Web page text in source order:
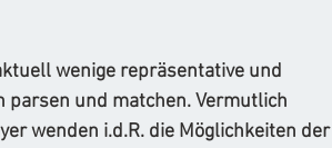
wenige repräsentative und
und matchen. Vermutlich
wenden i.d.R. die Möglichkeiten der